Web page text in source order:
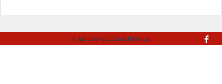
© AD 2005-2022Eesti Piibliselts